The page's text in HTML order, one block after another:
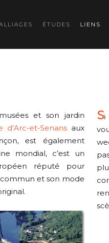
ÉTUDES LIENS
et son jardin
d’Arc-et-Senansaux
est également
mondial, c’est un
réputé pour
et son mode
Si